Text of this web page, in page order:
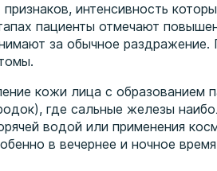
интенсивность
пациенты отмечают
за обычное раздражение.
кожи лица с образованием
где сальные железы
водой или применения
в вечернее и ночное